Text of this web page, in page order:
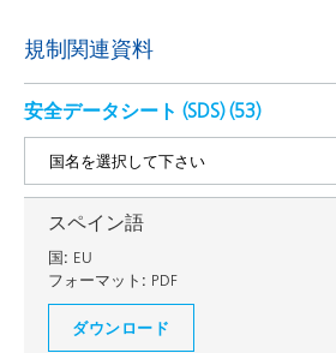
規制関連資料
安全データシート (SDS) (53)
スペイン語
国: EU
フォーマット: PDF
ダウンロード